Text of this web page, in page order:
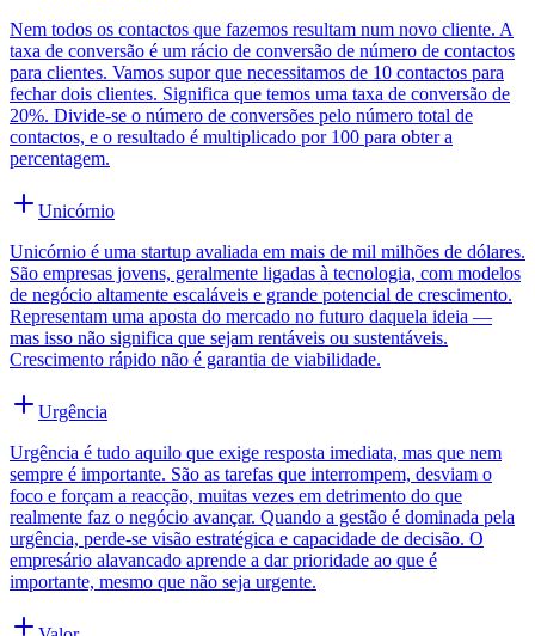
Nem todos os contactos que fazemos resultam num novo cliente. A
taxa de conversão é um rácio de conversão de número de contactos
para clientes. Vamos supor que necessitamos de 10 contactos para
fechar dois clientes. Significa que temos uma taxa de conversão de
20%. Divide-se o número de conversões pelo número total de
contactos, e o resultado é multiplicado por 100 para obter a
percentagem.
Unicórnio
Unicórnio é uma startup avaliada em mais de mil milhões de dólares.
São empresas jovens, geralmente ligadas à tecnologia, com modelos
de negócio altamente escaláveis e grande potencial de crescimento.
Representam uma aposta do mercado no futuro daquela ideia —
mas isso não significa que sejam rentáveis ou sustentáveis.
Crescimento rápido não é garantia de viabilidade.
Urgência
Urgência é tudo aquilo que exige resposta imediata, mas que nem
sempre é importante. São as tarefas que interrompem, desviam o
foco e forçam a reacção, muitas vezes em detrimento do que
realmente faz o negócio avançar. Quando a gestão é dominada pela
urgência, perde-se visão estratégica e capacidade de decisão. O
empresário alavancado aprende a dar prioridade ao que é
importante, mesmo que não seja urgente.